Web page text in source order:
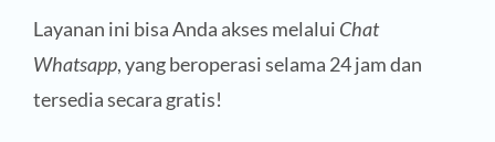
Layanan ini bisa Anda akses melalui Chat
Whatsapp, yang beroperasi selama 24 jam dan
tersedia secara gratis!